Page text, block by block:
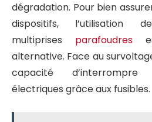
dégradation. Pour bien
dispositifs,
multiprises parafoudres
alternative. Face au
capacité d’interrompre
électriques grâce aux fusibles.